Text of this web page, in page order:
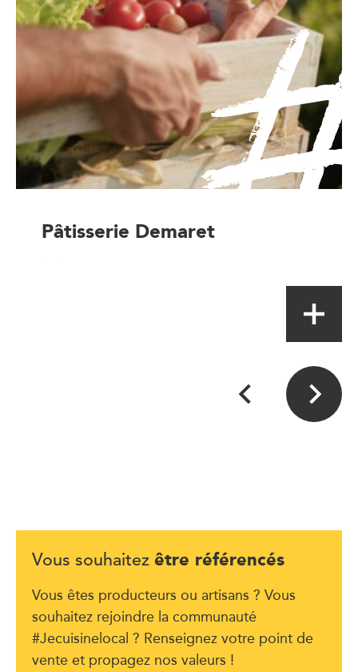
Pâtisserie Demaret
Vous souhaitez être référencés
Vous êtes producteurs ou artisans ? Vous
souhaitez rejoindre la communauté
#Jecuisinelocal ? Renseignez votre point de
vente et propagez nos valeurs !